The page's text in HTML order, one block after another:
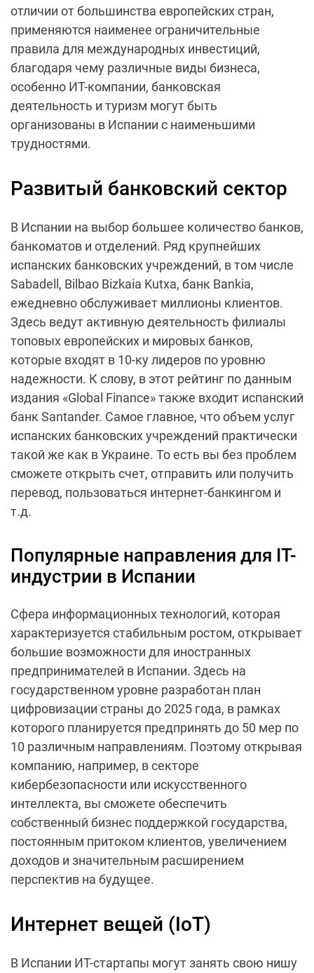
отличии от большинства европейских стран,
применяются наименее ограничительные
правила для международных инвестиций,
благодаря чему различные виды бизнеса,
особенно ИТ-компании, банковская
деятельность и туризм могут быть
организованы в Испании с наименьшими
трудностями.
Развитый банковский сектор
В Испании на выбор большее количество банков,
банкоматов и отделений. Ряд крупнейших
испанских банковских учреждений, в том числе
Sabadell, Bilbao Bizkaia Kutxa, банк Bankia,
ежедневно обслуживает миллионы клиентов.
Здесь ведут активную деятельность филиалы
топовых европейских и мировых банков,
которые входят в 10-ку лидеров по уровню
надежности. К слову, в этот рейтинг по данным
издания «Global Finance» также входит испанский
банк Santander. Самое главное, что объем услуг
испанских банковских учреждений практически
такой же как в Украине. То есть вы без проблем
сможете открыть счет, отправить или получить
перевод, пользоваться интернет-банкингом и
т.д.
Популярные направления для IT-
индустрии в Испании
Сфера информационных технологий, которая
характеризуется стабильным ростом, открывает
большие возможности для иностранных
предпринимателей в Испании. Здесь на
государственном уровне разработан план
цифровизации страны до 2025 года, в рамках
которого планируется предпринять до 50 мер по
10 различным направлениям. Поэтому открывая
компанию, например, в секторе
кибербезопасности или искусственного
интеллекта, вы сможете обеспечить
собственный бизнес поддержкой государства,
постоянным притоком клиентов, увеличением
доходов и значительным расширением
перспектив на будущее.
Интернет вещей (IoT)
В Испании ИТ-стартапы могут занять свою нишу